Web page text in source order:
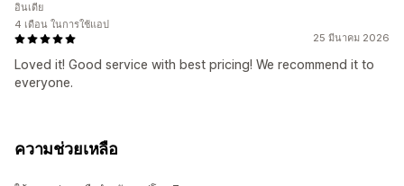
25 มีนาคม 2026
Loved it! Good service with best pricing! We recommend it to
everyone.
อินเดีย
4 เดือน ในการใช้แอป
ความช่วยเหลือ